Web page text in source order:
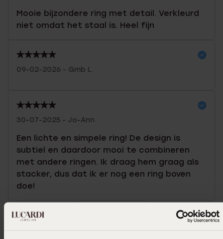
Mooie bijzondere ring met detail. Verkleurd
niet omdat het staal is. Heel fijn
09-02-2026 - Gmb L.
30-07-2025 - Jo-Ann
Een lichte en simpele ring! De design is
subtiel en daardoor mooi te combineren
met andere ringen. Ik draag hem graag als
stacker, dus dat ik er nog een ring boven
doe!